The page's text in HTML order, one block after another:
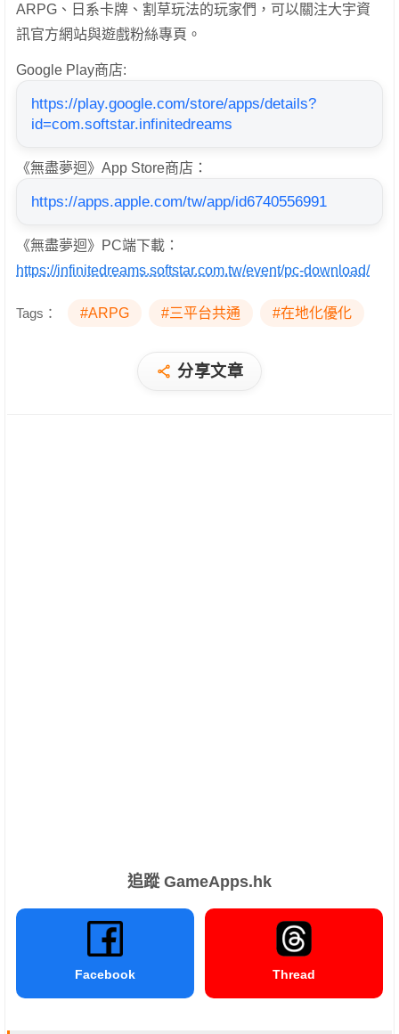
ARPG、日系卡牌、割草玩法的玩家們，可以關注大宇資
訊官方網站與遊戲粉絲專頁。
Google Play商店:
https://play.google.com/store/apps/details?
id=com.softstar.infinitedreams
《無盡夢迴》App Store商店：
https://apps.apple.com/tw/app/id6740556991
《無盡夢迴》PC端下載：
https://infinitedreams.softstar.com.tw/event/pc-download/
Tags： #ARPG #三平台共通 #在地化優化
分享文章
追蹤 GameApps.hk
Facebook Thread